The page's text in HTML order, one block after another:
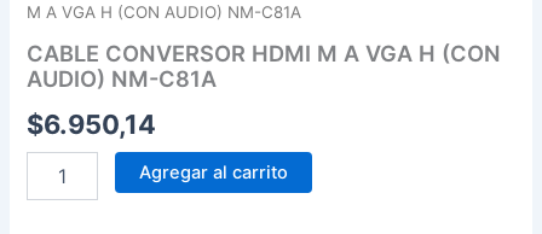
M A VGA H (CON AUDIO) NM-C81A
CABLE CONVERSOR HDMI M A VGA H (CON
AUDIO) NM-C81A
$6.950,14
Agregar al carrito